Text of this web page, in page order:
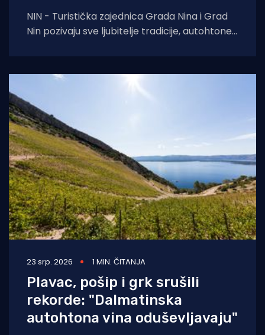
NIN - Turistička zajednica Grada Nina i Grad
Nin pozivaju sve ljubitelje tradicije, autohtone
23 srp. 2026 1 MIN. ČITANJA
Plavac, pošip i grk srušili
rekorde: "Dalmatinska
autohtona vina oduševljavaju"